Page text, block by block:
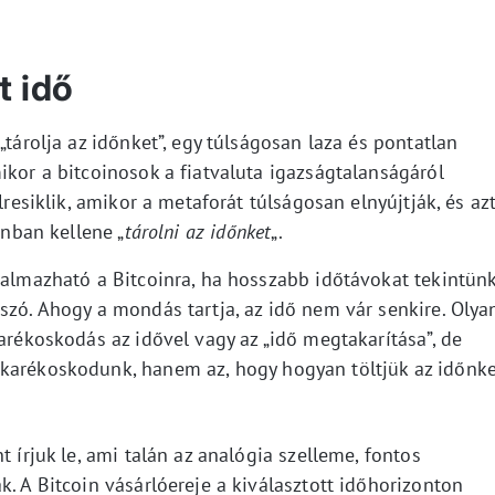
idő
az időnket”, egy túlságosan laza és pontatlan
a bitcoinosok a fiatvaluta igazságtalanságáról
amikor a metaforát túlságosan elnyújtják, és azt
kellene „tárolni az időnket„.
a Bitcoinra, ha hosszabb időtávokat
Ahogy a mondás tartja, az idő nem vár senkire.
az idővel vagy az „idő megtakarítása”, de
hanem az, hogy hogyan töltjük az
írjuk le, ami talán az analógia szelleme, fontos
A Bitcoin vásárlóereje a kiválasztott időhorizonton